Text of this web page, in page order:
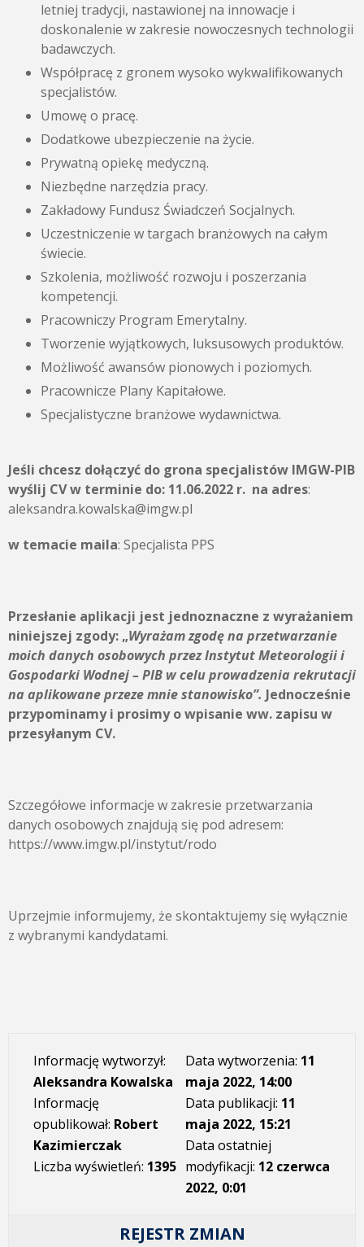
letniej tradycji, nastawionej na innowacje i
doskonalenie w zakresie nowoczesnych technologii
badawczych.
Współpracę z gronem wysoko wykwalifikowanych
specjalistów.
Umowę o pracę.
Dodatkowe ubezpieczenie na życie.
Prywatną opiekę medyczną.
Niezbędne narzędzia pracy.
Zakładowy Fundusz Świadczeń Socjalnych.
Uczestniczenie w targach branżowych na całym
świecie.
Szkolenia, możliwość rozwoju i poszerzania
kompetencji.
Pracowniczy Program Emerytalny.
Tworzenie wyjątkowych, luksusowych produktów.
Możliwość awansów pionowych i poziomych.
Pracownicze Plany Kapitałowe.
Specjalistyczne branżowe wydawnictwa.
Jeśli chcesz dołączyć do grona specjalistów IMGW-PIB
wyślij CV w terminie do: 11.06.2022 r. na adres:
aleksandra.kowalska@imgw.pl
w temacie maila: Specjalista PPS
Przesłanie aplikacji jest jednoznaczne z wyrażaniem
niniejszej zgody: „Wyrażam zgodę na przetwarzanie
moich danych osobowych przezInstytut Meteorologii i
Gospodarki Wodnej – PIB w celu prowadzenia rekrutacji
na aplikowane przeze mnie stanowisko”. Jednocześnie
przypominamy i prosimy o wpisanie ww. zapisu w
przesyłanym CV.
Szczegółowe informacje w zakresie przetwarzania
danych osobowych znajdują się pod adresem:
https://www.imgw.pl/instytut/rodo
Uprzejmie informujemy, że skontaktujemy się wyłącznie
z wybranymi kandydatami.
Informację wytworzył:
Aleksandra Kowalska
Informację
opublikował: Robert
Kazimierczak
Liczba wyświetleń: 1395
Data wytworzenia: 11
maja 2022, 14:00
Data publikacji: 11
maja 2022, 15:21
Data ostatniej
modyfikacji: 12 czerwca
2022, 0:01
REJESTR ZMIAN